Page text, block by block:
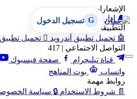
الإشعارات
🔔 إدارة الإشعارات
التطبيقات
🤖 تحميل تطبيق أندرويد  تحميل
التواصل الاجتماعي | 417
قناة تيليجرام
صفحة فيسبوك
واتساب
بوت المناهج
روابط مهمة
📄 شروط الاستخدام 🔒 سياسة
G تسجيل الدخول